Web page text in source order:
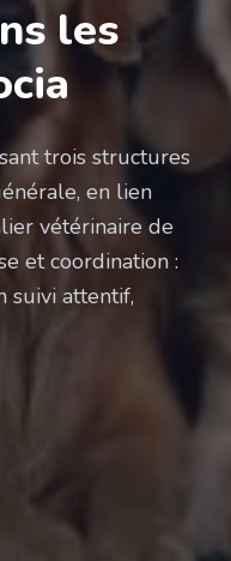
les
trois structures
en lien
vétérinaire de
et coordination :
suivi attentif,